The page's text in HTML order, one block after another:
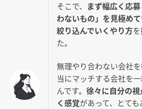
そこで、 まず幅広く応
わないもの」を見極め
絞り込んでいくやり方
た。
無理やり合わない会社
当にマッチする会社を
んです。 徐々に自分の
く感覚があって、とて